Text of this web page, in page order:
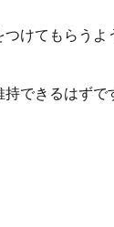
けてもらうよ
できるはずで